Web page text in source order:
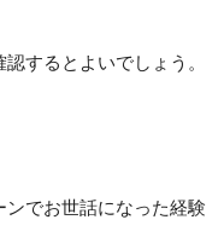
するとよいでしょう。
でお世話になった経験